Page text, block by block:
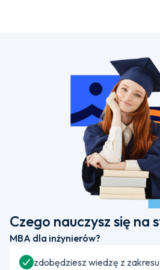
Czego nauczysz się na
MBA dla inżynierów?
zdobędziesz wiedzę z